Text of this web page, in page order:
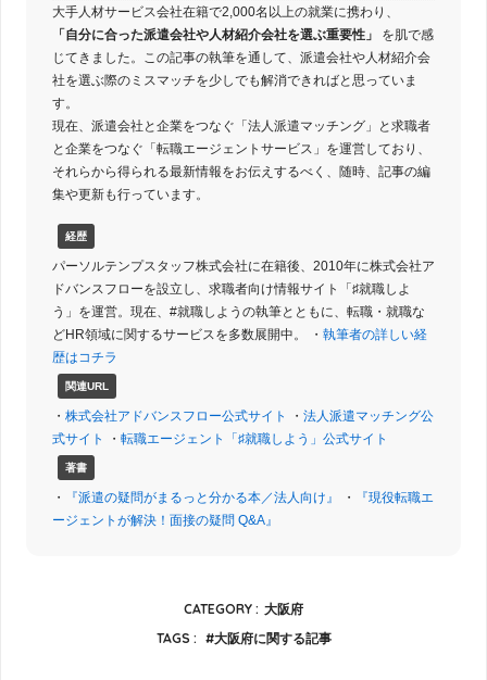
大手人材サービス会社在籍で2,000名以上の就業に携わり、
「自分に合った派遣会社や人材紹介会社を選ぶ重要性」
を肌で感
じてきました。この記事の執筆を通して、派遣会社や人材紹介会
社を選ぶ際のミスマッチを少しでも解消できればと思っていま
す。
現在、派遣会社と企業をつなぐ「法人派遣マッチング」と求職者
と企業をつなぐ「転職エージェントサービス」を運営しており、
それらから得られる最新情報をお伝えするべく、随時、記事の編
集や更新も行っています。
経歴
パーソルテンプスタッフ株式会社に在籍後、2010年に株式会社ア
ドバンスフローを設立し、求職者向け情報サイト「♯就職しよ
う」を運営。現在、#就職しようの執筆とともに、転職・就職な
どHR領域に関するサービスを多数展開中。 ・ 執筆者の詳しい経
歴はコチラ
関連URL
・ 株式会社アドバンスフロー公式サイト ・ 法人派遣マッチング公
式サイト
・ 転職エージェント「♯就職しよう」公式サイト
著書
・ 『派遣の疑問がまるっと分かる本／法人向け』 ・
『現役転職エ
ージェントが解決！面接の疑問 Q&A』
CATEGORY : 大阪府
TAGS :
大阪府に関する記事